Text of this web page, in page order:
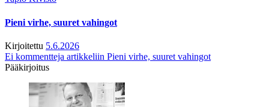
Pieni virhe, suuret vahingot
Kirjoitettu 5.6.2026
Ei kommentteja artikkeliin Pieni virhe, suuret vahingot
Pääkirjoitus